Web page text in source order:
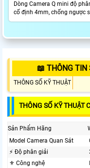
Dòng Camera Q mini độ
cố định 4mm, chống ngược
📖 THÔNG TIN
THÔNG SỐ KỸ THUẬT
THÔNG SỐ KỸ THUẬT
Sản Phẩm Hãng
Model Camera Quan Sát
️⚡ Độ phân giải
⚜️ Công nghệ